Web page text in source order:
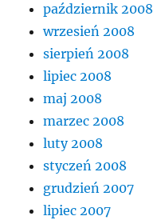
październik 2008
wrzesień 2008
sierpień 2008
lipiec 2008
maj 2008
marzec 2008
luty 2008
styczeń 2008
grudzień 2007
lipiec 2007